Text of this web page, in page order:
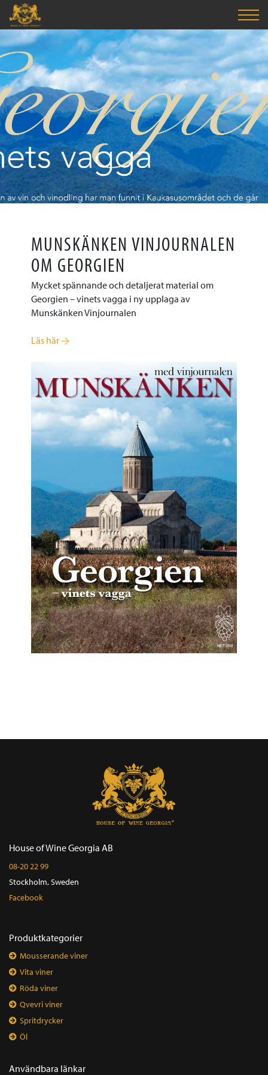
MUNSKÄNKEN VINJOURNALEN
OM GEORGIEN
Mycket spännande och detaljerat material om
Georgien – vinets vagga i ny upplaga av
Munskänken Vinjournalen
Läs här
House of Wine Georgia AB
08-20 22 99
Stockholm, Sweden
Facebook
Produktkategorier
Mousserande viner
Vita viner
Röda viner
Qvevri viner
Spritdrycker
Öl
Användbara länkar